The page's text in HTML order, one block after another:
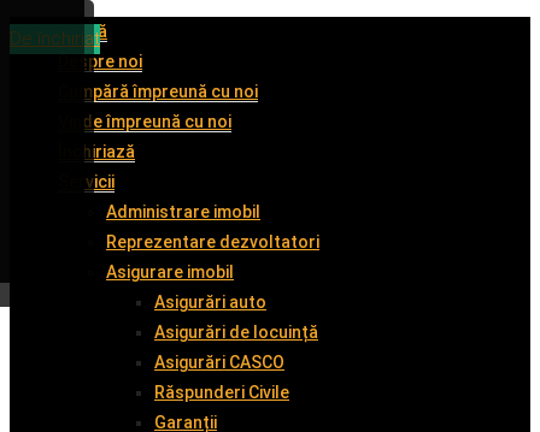
Acasă
Despre noi
Cumpără împreună cu noi
Vinde împreună cu noi
Închiriază
Servicii
Administrare imobil
Reprezentare dezvoltatori
Asigurare imobil
Asigurări auto
Asigurări de locuință
Asigurări CASCO
Răspunderi Civile
Garanții
De închiriat
De închiriat
De închiriat
De închiriat